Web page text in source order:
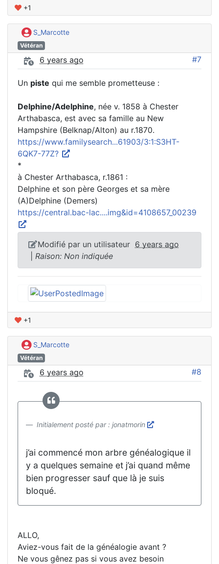
+1
S_Marcotte
Vétéran
6 years ago #7
Un piste qui me semble prometteuse :
Delphine/Adelphine, née v. 1858 à Chester
Arthabasca, est avec sa famille au New
Hampshire (Belknap/Alton) au r.1870.
https://www.familysearch...61903/3:1:S3HT-
6QK7-77Z?
*
à Chester Arthabasca, r.1861 :
Delphine et son père Georges et sa mère
(A)Delphine (Demers)
https://central.bac-lac....img&id=4108657_00239
Modifié par un utilisateur 6 years ago
Raison: Non indiquée
+1
S_Marcotte
Vétéran
6 years ago #8
Initialement posté par : jonatmorin
j’ai commencé mon arbre généalogique il
y a quelques semaine et j’ai quand même
bien progresser sauf que là je suis
bloqué.
ALLO,
Aviez-vous fait de la généalogie avant ?
Ne vous gênez pas si vous avez besoin